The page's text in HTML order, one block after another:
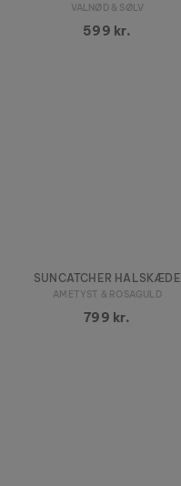
VALNØD & SØLV
599 kr.
SUNCATCHER HALSKÆDE
AMETYST & ROSAGULD
799 kr.